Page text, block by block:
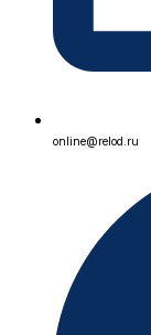
online@relod.ru